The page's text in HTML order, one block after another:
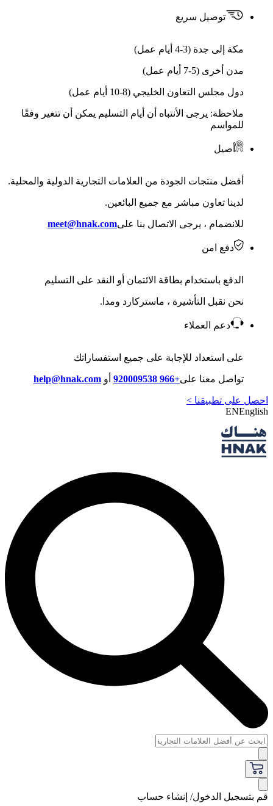
توصيل سريع
مكة إلى جدة (3-4 أيام عمل)
مدن أخرى (5-7 أيام عمل)
دول مجلس التعاون الخليجي (8-10 أيام عمل)
ملاحظة: يرجى الأنتباه أن أيام التسليم يمكن أن تتغير وفقًا
للمواسم
أصيل
أفضل منتجات الجودة من العلامات التجارية الدولية والمحلية.
لدينا تعاون مباشر مع جميع البائعين.
للانضمام ، يرجى الاتصال بنا علىmeet@hnak.com
دفع امن
الدفع باستخدام بطاقة الائتمان أو النقد على التسليم
نحن نقبل التأشيرة ، ماستركارد ومدا.
دعم العملاء
على استعداد للإجابة على جميع استفساراتك
تواصل معنا على+966 920009538 أو help@hnak.com
احصل على تطبيقنا >
ENEnglish
قم بتسجيل الدخول/ إنشاء حساب